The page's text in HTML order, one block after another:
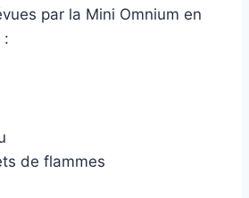
par la Mini Omnium en
:
de flammes